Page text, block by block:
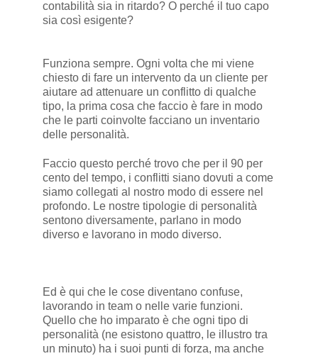
contabilità sia in ritardo? O perché il tuo capo
sia così esigente?
Funziona sempre. Ogni volta che mi viene
chiesto di fare un intervento da un cliente per
aiutare ad attenuare un conflitto di qualche
tipo, la prima cosa che faccio è fare in modo
che le parti coinvolte facciano un inventario
delle personalità.
Faccio questo perché trovo che per il 90 per
cento del tempo, i conflitti siano dovuti a come
siamo collegati al nostro modo di essere nel
profondo. Le nostre tipologie di personalità
sentono diversamente, parlano in modo
diverso e lavorano in modo diverso.
Ed è qui che le cose diventano confuse,
lavorando in team o nelle varie funzioni.
Quello che ho imparato è che ogni tipo di
personalità (ne esistono quattro, le illustro tra
un minuto) ha i suoi punti di forza, ma anche